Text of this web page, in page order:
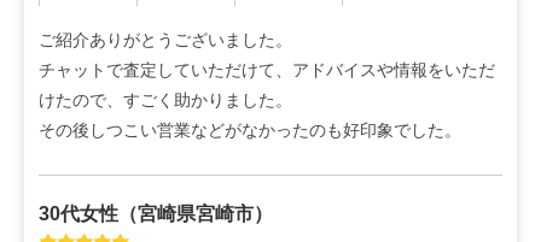
ご紹介ありがとうございました。
チャットで査定していただけて、アドバイスや情報をいただ
けたので、すごく助かりました。
その後しつこい営業などがなかったのも好印象でした。
30代女性 （宮崎県宮崎市）